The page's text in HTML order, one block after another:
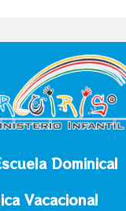
Dominical
Vacacional